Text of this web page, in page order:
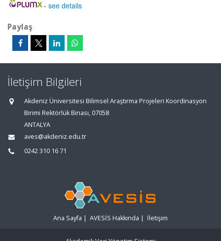
- see details
Paylaş
İletişim Bilgileri
Akdeniz Üniversitesi Bilimsel Araştırma Projeleri Koordinasyon
Birimi Rektörlük Binası, 07058
ANTALYA
aves@akdeniz.edu.tr
0242 310 16 71
Ana Sayfa | AVESİS Hakkında | İletişim